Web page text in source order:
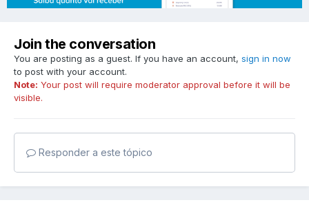
Join the conversation
You are posting as a guest. If you have an account, sign in now
to post with your account.
Note: Your post will require moderator approval before it will be
visible.
Responder a este tópico